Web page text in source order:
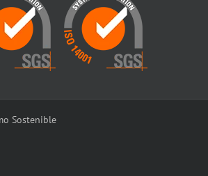
Sostenible